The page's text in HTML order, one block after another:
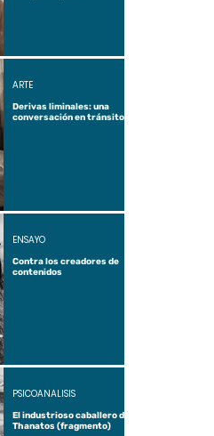
Derivas liminales: una
conversación en tránsito
ARTE
Contra los creadores de
contenidos
ENSAYO
El industrioso caballero de
Thanatos (fragmento)
PSICOANÁLISIS